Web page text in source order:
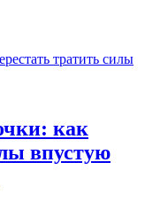
как
впустую